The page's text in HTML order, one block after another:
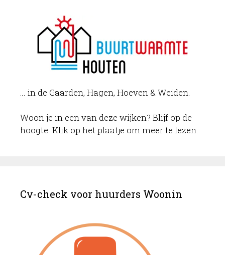
… in de Gaarden, Hagen, Hoeven & Weiden.
Woon je in een van deze wijken? Blijf op de
hoogte. Klik op het plaatje om meer te lezen.
Cv-check voor huurders Woonin